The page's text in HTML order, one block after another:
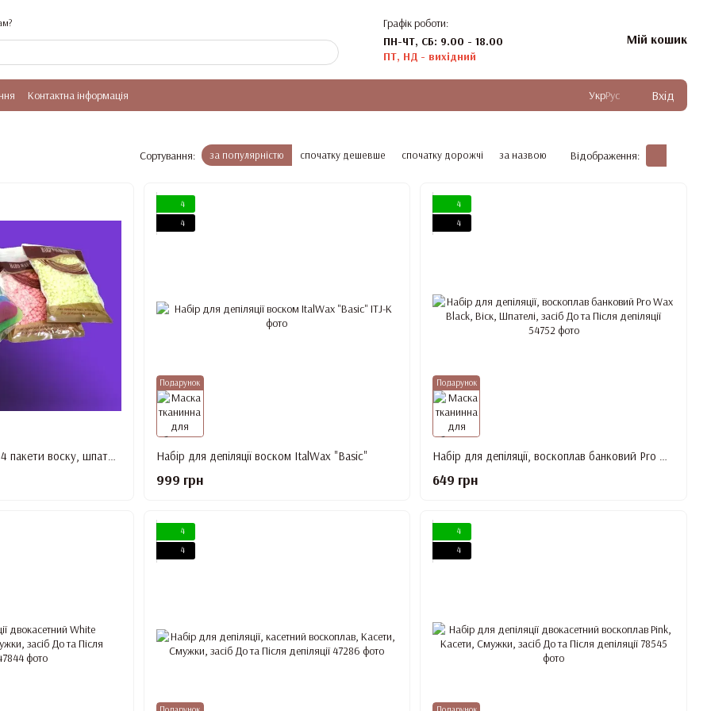
Графік роботи:
ПН-ЧТ, СБ: 9.00 - 18.00
ПТ, НД - вихідний
Мій кошик
Контактна інформація УкрРус Вхід
Сортування: за популярністю спочатку дешевше спочатку дорожчі за назвою Відображення:
Подарунок
4
4
Набір для депіляції воском ItalWax "Basic"
999 грн
Подарунок
4
4
649 грн
4
4
4
4